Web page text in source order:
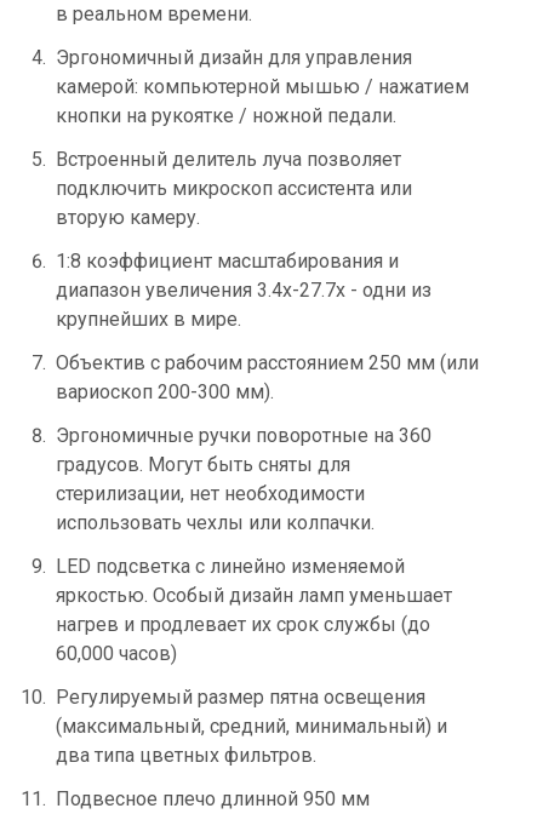
в реальном времени.
Эргономичный дизайн для управления
камерой: компьютерной мышью / нажатием
кнопки на рукоятке / ножной педали.
Встроенный делитель луча позволяет
подключить микроскоп ассистента или
вторую камеру.
1:8 коэффициент масштабирования и
диапазон увеличения 3.4х-27.7х - одни из
крупнейших в мире.
Объектив с рабочим расстоянием 250 мм (или
вариоскоп 200-300 мм).
Эргономичные ручки поворотные на 360
градусов. Могут быть сняты для
стерилизации, нет необходимости
использовать чехлы или колпачки.
LED подсветка с линейно изменяемой
яркостью. Особый дизайн ламп уменьшает
нагрев и продлевает их срок службы (до
60,000 часов)
Регулируемый размер пятна освещения
(максимальный, средний, минимальный) и
два типа цветных фильтров.
Подвесное плечо длинной 950 мм